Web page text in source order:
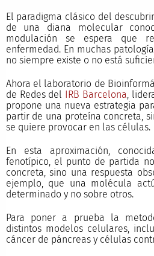
El paradigma clásico del
de una diana molecular
modulación se espera que
enfermedad. En muchas
no siempre existe o no está
Ahora el laboratorio de
de Redes del IRB Barcelona ,
propone una nueva estrategia
partir de una proteína concreta,
se quiere provocar en las células.
En esta aproximación,
fenotípico, el punto de partida
concreta, sino una respuesta
ejemplo, que una molécula
determinado y no sobre otros.
Para poner a prueba la
distintos modelos celulares,
cáncer de páncreas y células